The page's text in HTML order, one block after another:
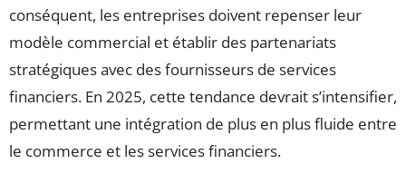
conséquent, les entreprises doivent repenser leur
modèle commercial et établir des partenariats
stratégiques avec des fournisseurs de services
financiers. En 2025, cette tendance devrait s’intensifier,
permettant une intégration de plus en plus fluide entre
le commerce et les services financiers.